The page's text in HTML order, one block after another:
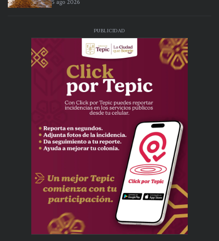
5 ago 2026
PUBLICIDAD